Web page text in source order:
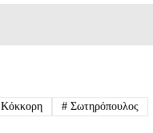
Κόκκορη # Σωτηρόπουλος